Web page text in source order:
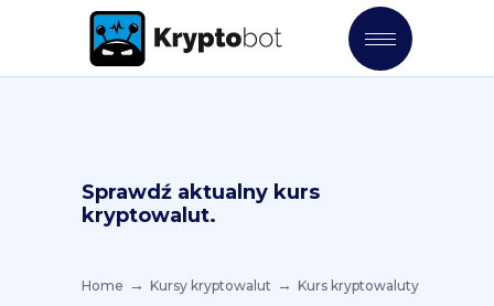
Sprawdź aktualny kurs
kryptowalut.
Home Kursy kryptowalut Kurs kryptowaluty